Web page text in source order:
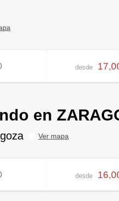
desde
en
Ver mapa
desde